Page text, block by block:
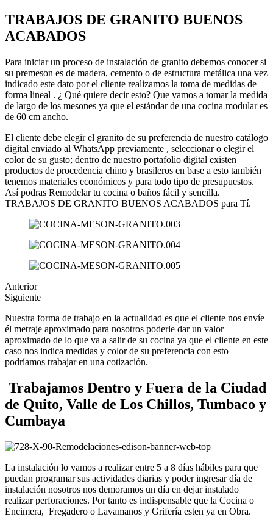
TRABAJOS DE GRANITO BUENOS
ACABADOS
Para iniciar un proceso de instalación de granito debemos conocer si
su premeson es de madera, cemento o de estructura metálica una vez
indicado este dato por el cliente realizamos la toma de medidas de
forma lineal . ¿ Qué quiere decir esto? Que vamos a tomar la medida
de largo de los mesones ya que el estándar de una cocina modular es
de 60 cm ancho.
El cliente debe elegir el granito de su preferencia de nuestro catálogo
digital enviado al WhatsApp previamente , seleccionar o elegir el
color de su gusto; dentro de nuestro portafolio digital existen
productos de procedencia chino y brasileros en base a esto también
tenemos materiales económicos y para todo tipo de presupuestos.
Así podras Remodelar tu cocina o baños fácil y sencilla.
TRABAJOS DE GRANITO BUENOS ACABADOS para Tí.
Anterior
Siguiente
Nuestra forma de trabajo en la actualidad es que el cliente nos envíe
él metraje aproximado para nosotros poderle dar un valor
aproximado de lo que va a salir de su cocina ya que el cliente en este
caso nos indica medidas y color de su preferencia con esto
podríamos trabajar en una cotización.
Trabajamos Dentro y Fuera de la Ciudad
de Quito, Valle de Los Chillos, Tumbaco y
Cumbaya
La instalación lo vamos a realizar entre 5 a 8 días hábiles para que
puedan programar sus actividades diarias y poder ingresar día de
instalación nosotros nos demoramos un día en dejar instalado
realizar perforaciones. Por tanto es indispensable que la Cocina o
Encimera, Fregadero o Lavamanos y Grifería esten ya en Obra.